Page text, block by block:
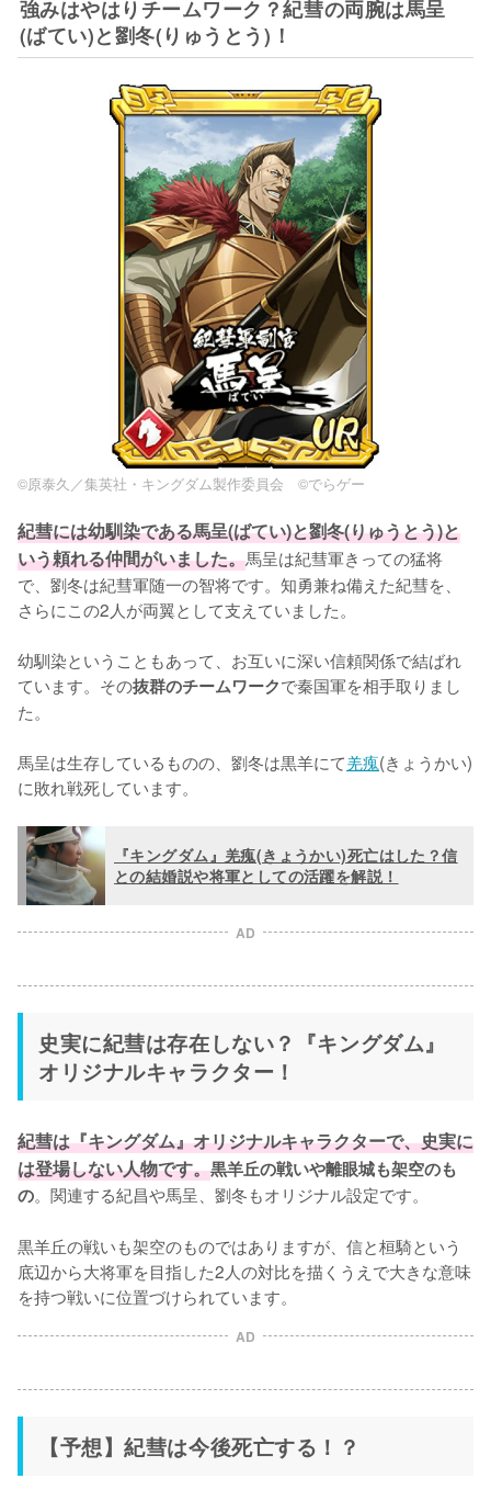
強みはやはりチームワーク？紀彗の両腕は馬呈
(ばてい)と劉冬(りゅうとう)！
©原泰久／集英社・キングダム製作委員会 ©でらゲー
紀彗には幼馴染である馬呈(ばてい)と劉冬(りゅうとう)と
いう頼れる仲間がいました。馬呈は紀彗軍きっての猛将
で、劉冬は紀彗軍随一の智将です。知勇兼ね備えた紀彗を、
さらにこの2人が両翼として支えていました。
幼馴染ということもあって、お互いに深い信頼関係で結ばれ
ています。その抜群のチームワークで秦国軍を相手取りまし
た。
馬呈は生存しているものの、劉冬は黒羊にて羌瘣(きょうかい)
に敗れ戦死しています。
『キングダム』羌瘣(きょうかい)死亡はした？信
との結婚説や将軍としての活躍を解説！
AD
史実に紀彗は存在しない？『キングダム』
オリジナルキャラクター！
紀彗は『キングダム』オリジナルキャラクターで、史実に
は登場しない人物です。黒羊丘の戦いや離眼城も架空のも
の。関連する紀昌や馬呈、劉冬もオリジナル設定です。
黒羊丘の戦いも架空のものではありますが、信と桓騎という
底辺から大将軍を目指した2人の対比を描くうえで大きな意味
を持つ戦いに位置づけられています。
AD
【予想】紀彗は今後死亡する！？